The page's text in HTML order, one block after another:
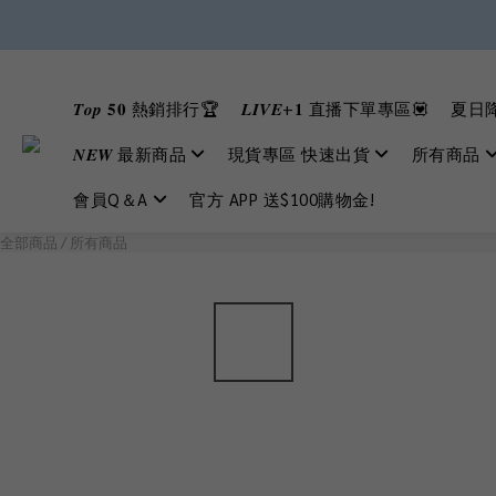
𝑻𝒐𝒑 𝟓𝟎 熱銷排行🏆 𝑳𝑰𝑽𝑬+𝟏 直播下單專區💟 夏日
𝑵𝑬𝑾 最新商品 現貨專區 快速出貨 所有商品
會員Q＆A 官方 APP 送$100購物金!
全部商品 / 所有商品